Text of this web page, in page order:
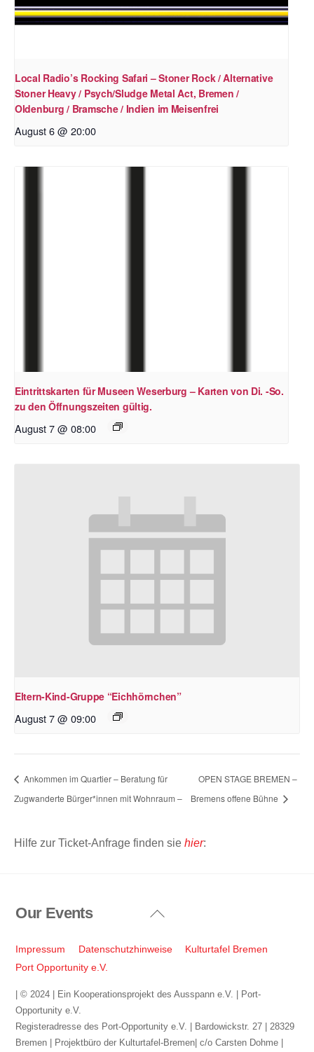
Local Radio’s Rocking Safari – Stoner Rock / Alternative
Stoner Heavy / Psych/Sludge Metal Act, Bremen /
Oldenburg / Bramsche / Indien im Meisenfrei
August 6 @ 20:00
Eintrittskarten für Museen Weserburg – Karten von Di. -So.
zu den Öffnungszeiten gültig.
August 7 @ 08:00
Eltern-Kind-Gruppe “Eichhörnchen”
August 7 @ 09:00
Ankommen im Quartier – Beratung für
Zugwanderte Bürger*innen mit Wohnraum –
OPEN STAGE BREMEN –
Bremens offene Bühne
Hilfe zur Ticket-Anfrage finden sie hier:
Back
Top
Our Events
Impressum Datenschutzhinweise
Kulturtafel Bremen
Port Opportunity e.V.
| © 2024 | Ein Kooperationsprojekt des Ausspann e.V. | Port-
Opportunity e.V.
Registeradresse des Port-Opportunity e.V. | Bardowickstr. 27 | 28329
Bremen | Projektbüro der Kulturtafel-Bremen| c/o Carsten Dohme |